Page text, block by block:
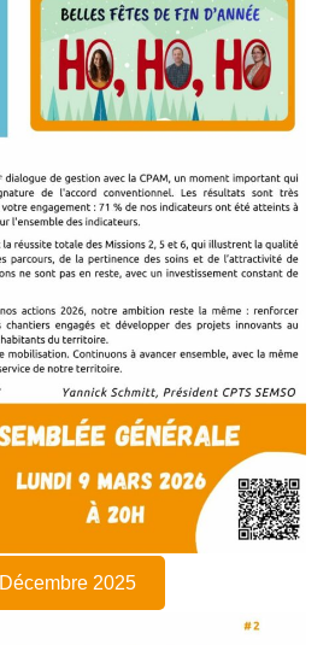
Décembre 2025